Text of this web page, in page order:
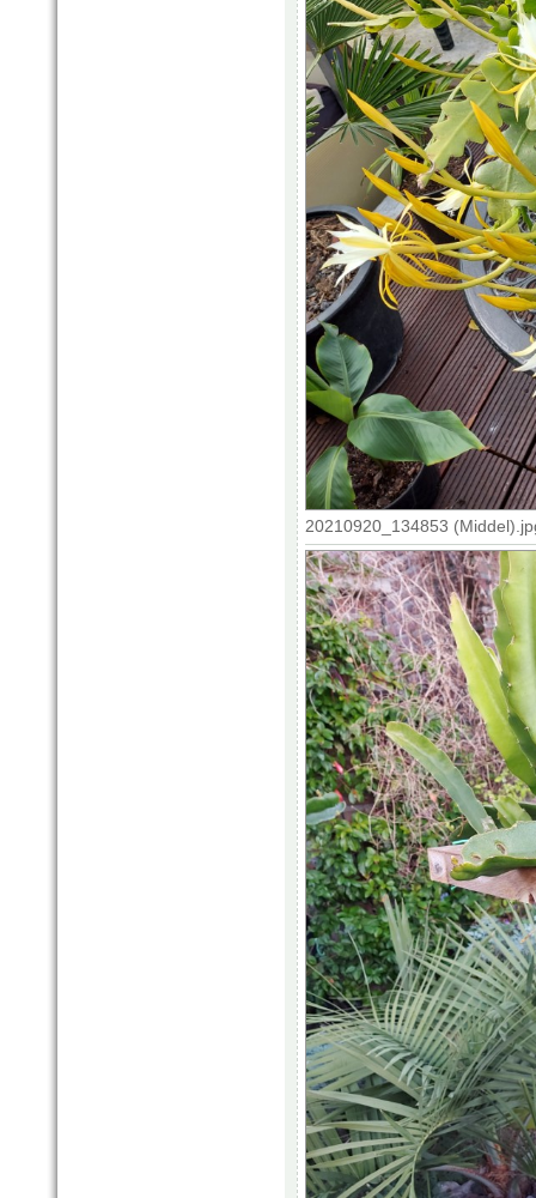
20210920_134853